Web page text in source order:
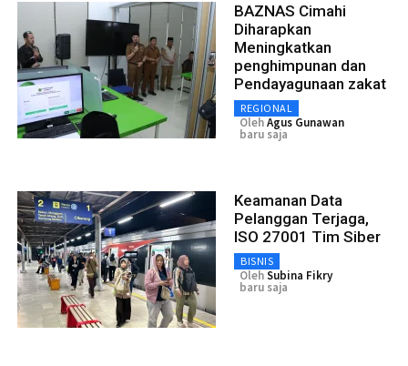
BAZNAS Cimahi
Diharapkan
Meningkatkan
penghimpunan dan
Pendayagunaan zakat
REGIONAL
OlehAgus Gunawan
baru saja
Keamanan Data
Pelanggan Terjaga,
ISO 27001 Tim Siber
BISNIS
OlehSubina Fikry
baru saja